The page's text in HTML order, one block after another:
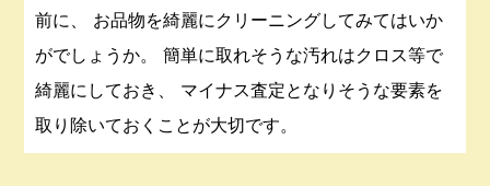
前に、 お品物を綺麗にクリーニングしてみてはいか
がでしょうか。 簡単に取れそうな汚れはクロス等で
綺麗にしておき、 マイナス査定となりそうな要素を
取り除いておくことが大切です。